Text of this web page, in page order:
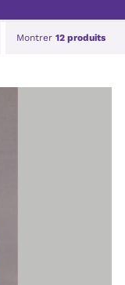
Montrer 12 produits